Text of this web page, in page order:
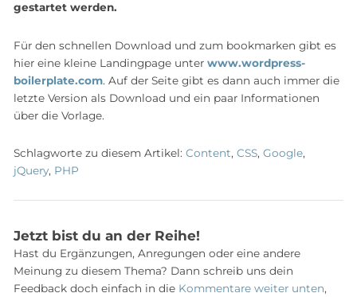
gestartet werden.
Für den schnellen Download und zum bookmarken gibt es
hier eine kleine Landingpage unter www.wordpress-
boilerplate.com. Auf der Seite gibt es dann auch immer die
letzte Version als Download und ein paar Informationen
über die Vorlage.
Schlagworte zu diesem Artikel: Content, CSS, Google,
jQuery, PHP
Jetzt bist du an der Reihe!
Hast du Ergänzungen, Anregungen oder eine andere
Meinung zu diesem Thema? Dann schreib uns dein
Feedback doch einfach in die Kommentare weiter unten,